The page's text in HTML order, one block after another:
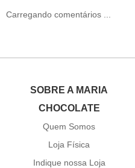
Carregando comentários ...
SOBRE A MARIA
CHOCOLATE
Quem Somos
Loja Física
Indique nossa Loja